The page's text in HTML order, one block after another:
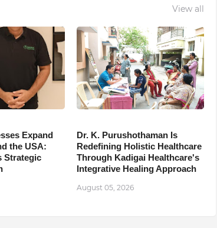
View all
Expand
the USA:
Strategic
Dr. K. Purushothaman Is
Redefining Holistic Healthcare
Through Kadigai Healthcare's
Integrative Healing Approach
August 05, 2026